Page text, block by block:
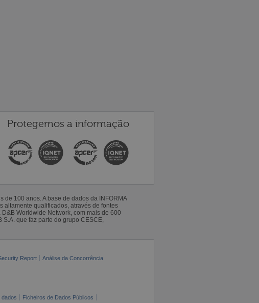
Protegemos a informação
100 anos. A base de dados da INFORMA
altamente qualificados, através de fontes
Worldwide Network, com mais de 600
que faz parte do grupo CESCE,
Report
Análise da Concorrência
dados
Ficheiros de Dados Públicos